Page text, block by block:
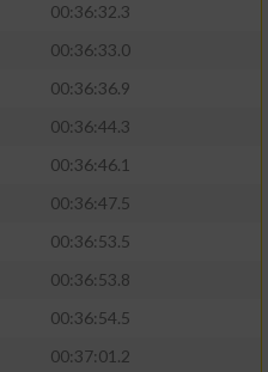
00:36:32.3
00:36:33.0
00:36:36.9
00:36:44.3
00:36:46.1
00:36:47.5
00:36:53.5
00:36:53.8
00:36:54.5
00:37:01.2